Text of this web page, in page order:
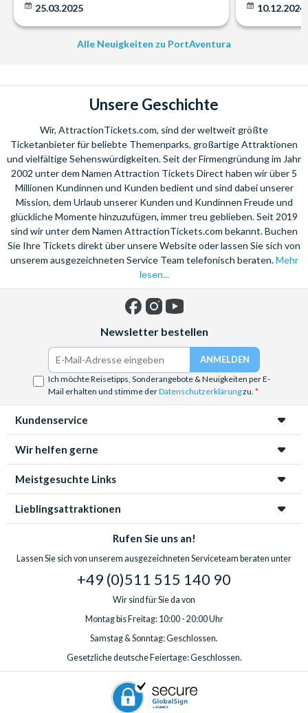
25.03.2025 10.12.2024
Alle Neuigkeiten zu PortAventura
Unsere Geschichte
Wir, AttractionTickets.com, sind der weltweit größte
Ticketanbieter für beliebte Themenparks, großartige Attraktionen
und vielfältige Sehenswürdigkeiten. Seit der Firmengründung im Jahr
2002 unter dem Namen Attraction Tickets Direct haben wir über 5
Millionen Kundinnen und Kunden bedient und sind dabei unserer
Mission, dem Urlaub unserer Kunden und Kundinnen Freude und
glückliche Momente hinzuzufügen, immer treu geblieben. Seit 2019
sind wir unter dem Namen AttractionTickets.com bekannt. Buchen
Sie Ihre Tickets direkt über unsere Website oder lassen Sie sich von
unserem ausgezeichneten Service Team telefonisch beraten.Mehr
lesen...
Newsletter bestellen
Ich möchte Reisetipps, Sonderangebote & Neuigkeiten per E-
Mail erhalten und stimme derDatenschutzerklärungzu.
Kundenservice
Wir helfen gerne
Meistgesuchte Links
Lieblingsattraktionen
Rufen Sie uns an!
Lassen Sie sich von unserem ausgezeichneten Serviceteam beraten unter
+49 (0)511 515 140 90
Wir sind für Sie da von
Montag bis Freitag: 10:00 - 20:00 Uhr
Samstag & Sonntag: Geschlossen.
Gesetzliche deutsche Feiertage: Geschlossen.